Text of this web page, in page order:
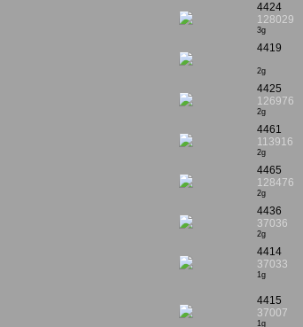
4424
128029
3g
4419
2g
4425
126976
2g
4461
113916
2g
4465
128476
2g
4436
37036
2g
4414
37033
1g
4415
37007
1g